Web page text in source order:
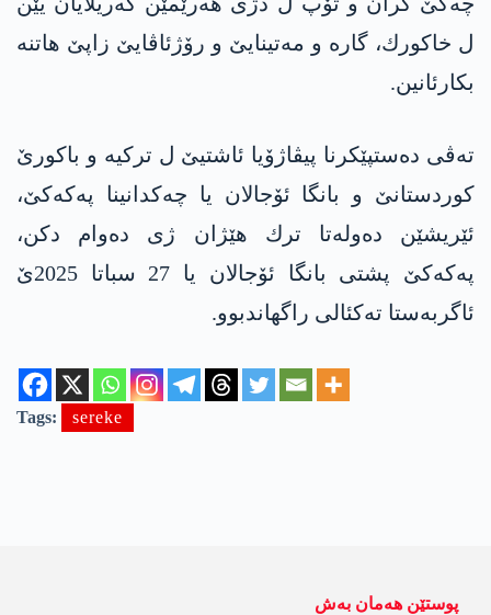
ل خاكورك، گاره‌ و مه‌تینایێ و رۆژئاڤایێ زاپێ هاتنه‌
بكارئانین.
ته‌ڤی ده‌ستپێكرنا پیڤاژۆیا ئاشتیێ ل تركیه‌ و باكورێ
كوردستانێ و بانگا ئۆجالان یا چه‌كدانینا په‌كه‌كێ،
ئێریشێن ده‌وله‌تا ترك هێژان ژی ده‌وام دكن،
په‌كه‌كێ پشتی بانگا ئۆجالان یا 27 سباتا 2025ێ
ئاگربه‌ستا ته‌كئالی راگهاندبوو.
Tags: sereke
پوستێن ھەمان بەش